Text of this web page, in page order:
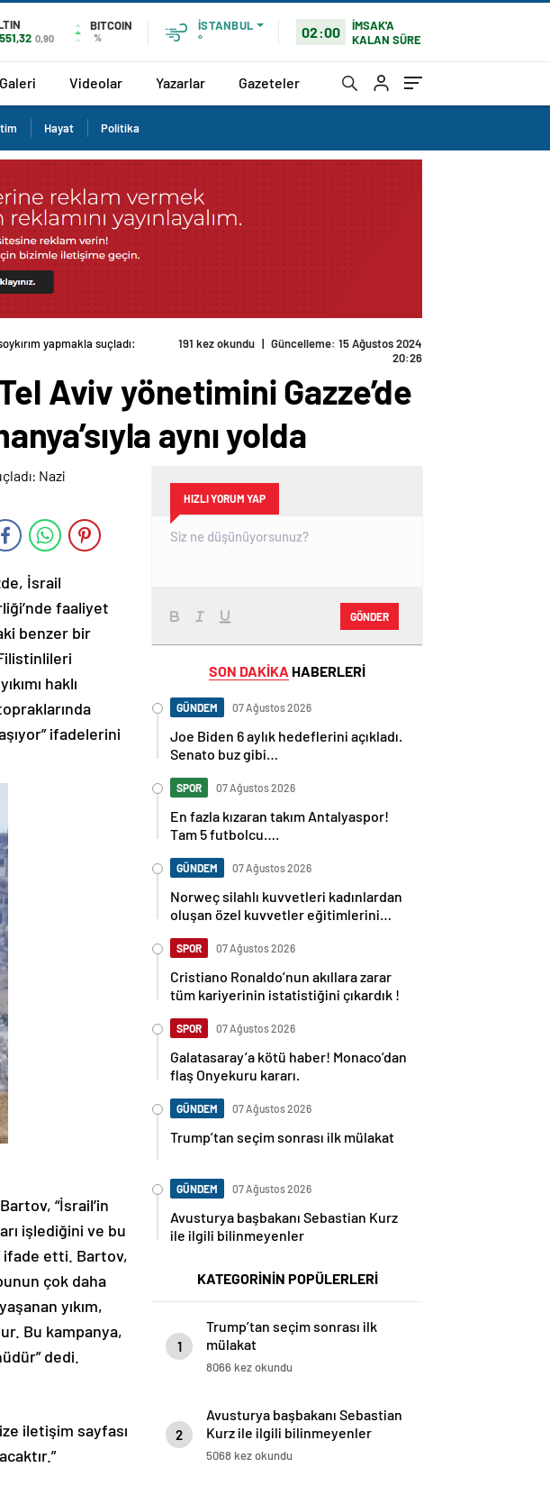
0,90
BITCOIN
%
İSTANBUL
°
02:00
İMSAK'A
KALAN SÜRE
Videolar Yazarlar Gazeteler
Hayat Politika
yapmakla suçladı:
191 kez okundu | Güncelleme: 15 Ağustos 2024
20:26
Aviv yönetimini Gazze’de
aynı yolda
İsrail
faaliyet
benzer bir
haklı
ifadelerini
“İsrail’in
işlediğini ve bu
ifade etti. Bartov,
çok daha
yıkım,
Bu kampanya,
dedi.
iletişim sayfası
HIZLI YORUM YAP
GÖNDER
SON DAKİKA HABERLERİ
GÜNDEM 07 Ağustos 2026
Joe Biden 6 aylık hedeflerini açıkladı.
Senato buz gibi…
SPOR 07 Ağustos 2026
En fazla kızaran takım Antalyaspor!
Tam 5 futbolcu….
GÜNDEM 07 Ağustos 2026
Norweç silahlı kuvvetleri kadınlardan
oluşan özel kuvvetler eğitimlerini
SPOR 07 Ağustos 2026
Cristiano Ronaldo’nun akıllara zarar
tüm kariyerinin istatistiğini çıkardık !
SPOR 07 Ağustos 2026
Galatasaray’a kötü haber! Monaco’dan
flaş Onyekuru kararı.
GÜNDEM 07 Ağustos 2026
Trump’tan seçim sonrası ilk mülakat
GÜNDEM 07 Ağustos 2026
Avusturya başbakanı Sebastian Kurz
ile ilgili bilinmeyenler
KATEGORİNİN POPÜLERLERİ
1
Trump’tan seçim sonrası ilk
mülakat
8066 kez okundu
2
Avusturya başbakanı Sebastian
Kurz ile ilgili bilinmeyenler
5068 kez okundu